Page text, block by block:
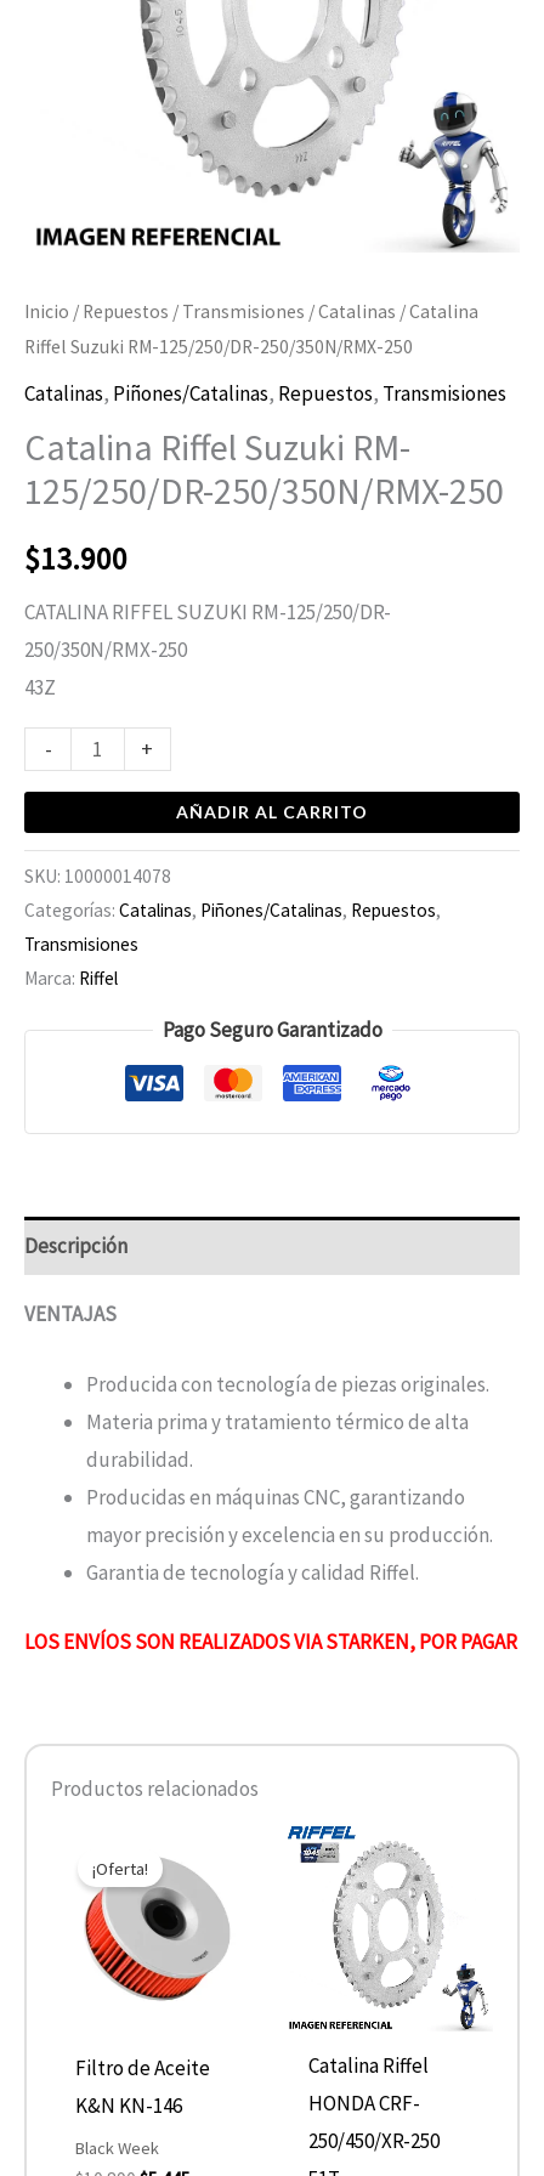
Inicio / Repuestos / Transmisiones /Catalinas / Catalina
Riffel Suzuki RM-125/250/DR-250/350N/RMX-250
Catalinas, Piñones/Catalinas, Repuestos, Transmisiones
Catalina Riffel Suzuki RM-
125/250/DR-250/350N/RMX-250
$13.900
CATALINA RIFFEL SUZUKI RM-125/250/DR-
250/350N/RMX-250
43Z
- +
AÑADIR AL CARRITO
SKU: 10000014078
Categorías: Catalinas, Piñones/Catalinas, Repuestos,
Transmisiones
Marca: Riffel
Pago Seguro Garantizado
Descripción
VENTAJAS
Producida con tecnología de piezas originales.
Materia prima y tratamiento térmico de alta
durabilidad.
Producidas en máquinas CNC, garantizando
mayor precisión y excelencia en su producción.
Garantia de tecnología y calidad Riffel.
LOS ENVÍOS SON REALIZADOS VIA STARKEN, POR PAGAR
Productos relacionados
¡Oferta!
Filtro de Aceite
K&N KN-146
Black Week
precio
original
era:
$10.890.
actual
es:
$5.445.
Catalina Riffel
HONDA CRF-
250/450/XR-250